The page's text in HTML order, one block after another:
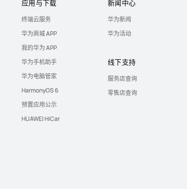
应用与下载
终端云服务
华为商城 APP
我的华为 APP
华为手机助手
华为电脑管家
HarmonyOS 6
预置应用公示
HUAWEI HiCar
新闻中心
华为新闻
华为活动
线下支持
服务店查询
零售店查询